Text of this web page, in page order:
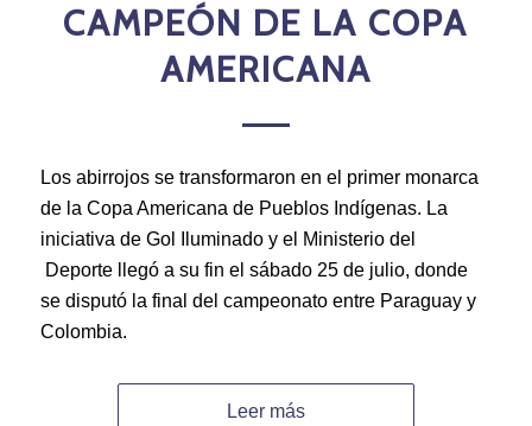
CAMPEÓN DE LA COPA
AMERICANA
Los abirrojos se transformaron en el primer monarca
de la Copa Americana de Pueblos Indígenas. La
iniciativa de Gol Iluminado y el Ministerio del
Deporte llegó a su fin el sábado 25 de julio, donde
se disputó la final del campeonato entre Paraguay y
Colombia.
Leer más